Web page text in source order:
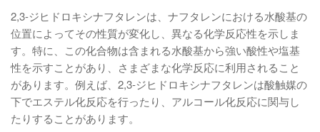
2,3-ジヒドロキシナフタレンは、ナフタレンにおける水酸基の
位置によってその性質が変化し、異なる化学反応性を示しま
す。特に、この化合物は含まれる水酸基から強い酸性や塩基
性を示すことがあり、さまざまな化学反応に利用されること
があります。例えば、2,3-ジヒドロキシナフタレンは酸触媒の
下でエステル化反応を行ったり、アルコール化反応に関与し
たりすることがあります。